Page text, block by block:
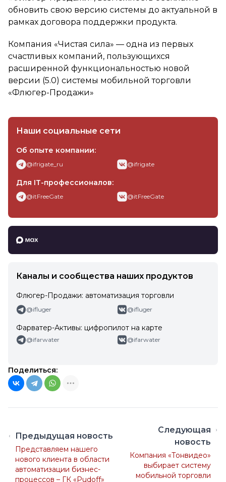
обновить свою версию системы до актуальной в
рамках договора поддержки продукта.
Компания «Чистая сила» — одна из первых
счастливых компаний, пользующихся
расширенной функциональностью новой
версии (5.0) системы мобильной торговли
«Флюгер-Продажи»
Наши социальные сети
Об опыте компании:
@ifrigate_ru @ifrigate
Для IT-профессионалов:
@itFreeGate @itFreeGate
Каналы и сообщества наших продуктов
Флюгер-Продажи: автоматизация торговли
@ifluger @ifluger
Фарватер-Активы: цифропилот на карте
@ifarwater @ifarwater
Поделиться:
Предыдущая новость
Представляем нашего
нового клиента в области
автоматизации бизнес-
процессов – ГК «Pudoff»
Следующая
новость
Компания «Тонвидео»
выбирает систему
мобильной торговли